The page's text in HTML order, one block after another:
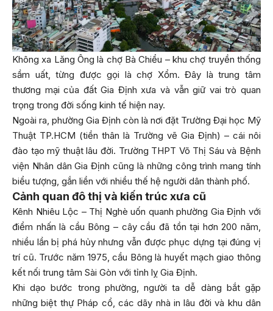
Không xa Lăng Ông là chợ Bà Chiểu – khu chợ truyền thống
sầm uất, từng được gọi là chợ Xổm. Đây là trung tâm
thương mại của đất Gia Định xưa và vẫn giữ vai trò quan
trọng trong đời sống kinh tế hiện nay.
Ngoài ra, phường Gia Định còn là nơi đặt Trường Đại học Mỹ
Thuật TP.HCM (tiền thân là Trường vẽ Gia Định) – cái nôi
đào tạo mỹ thuật lâu đời. Trường THPT Võ Thị Sáu và Bệnh
viện Nhân dân Gia Định cũng là những công trình mang tính
biểu tượng, gắn liền với nhiều thế hệ người dân thành phố.
Cảnh quan đô thị và kiến trúc xưa cũ
Kênh Nhiêu Lộc – Thị Nghè uốn quanh phường Gia Định với
điểm nhấn là cầu Bông – cây cầu đã tồn tại hơn 200 năm,
nhiều lần bị phá hủy nhưng vẫn được phục dựng tại đúng vị
trí cũ. Trước năm 1975, cầu Bông là huyết mạch giao thông
kết nối trung tâm Sài Gòn với tỉnh lỵ Gia Định.
Khi dạo bước trong phường, người ta dễ dàng bắt gặp
những biệt thự Pháp cổ, các dãy nhà in lâu đời và khu dân